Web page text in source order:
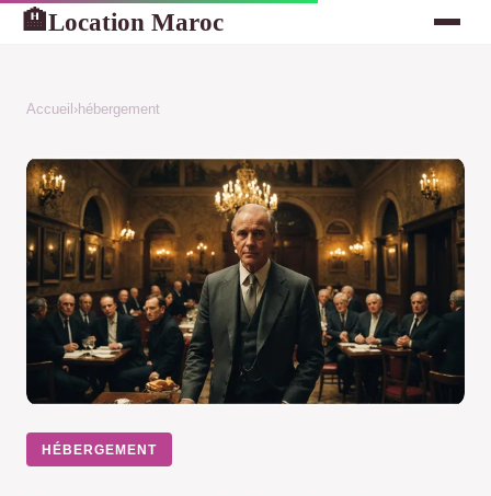
🏨Location Maroc
Accueil ›hébergement
HÉBERGEMENT